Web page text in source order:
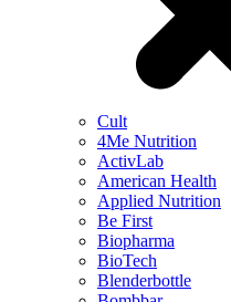
Cult
4Me Nutrition
ActivLab
American Health
Applied Nutrition
Be First
Biopharma
BioTech
Blenderbottle